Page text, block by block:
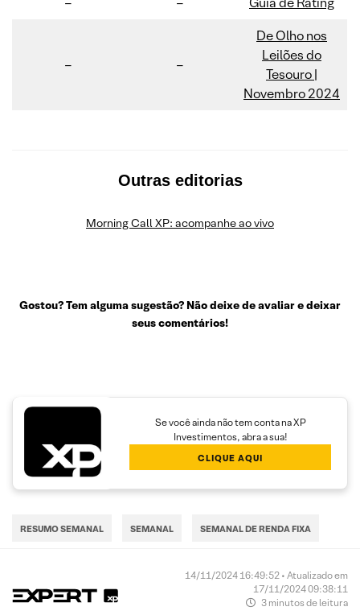
– –
De Olho nos
Leilões do
Tesouro |
Novembro 2024
Outras editorias
Morning Call XP: acompanhe ao vivo
Gostou? Tem alguma sugestão? Não deixe de avaliar e deixar
seus comentários!
Se você ainda não tem conta na XP
Investimentos, abra a sua!
CLIQUE AQUI
RESUMO SEMANAL SEMANAL SEMANAL DE RENDA FIXA
14/11/2024 16:49:52 • Atualizado em
17/11/2024 09:38:11
3 minutos de leitura